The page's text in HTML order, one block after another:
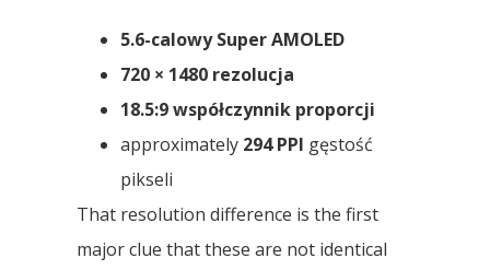
5.6-calowy Super AMOLED
720 × 1480 rezolucja
18.5:9 współczynnik proporcji
approximately 294 PPI gęstość
pikseli
That resolution difference is the first
major clue that these are not identical